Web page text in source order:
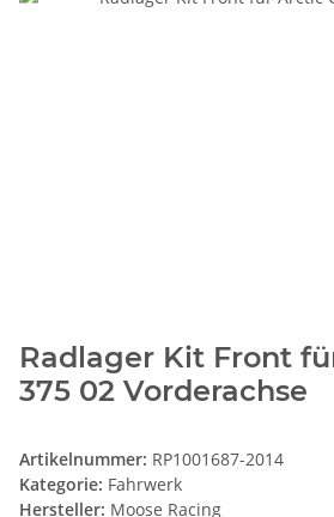
Radlager Kit Front
375 02 Vorderachse
Artikelnummer: RP1001687-2014
Kategorie: Fahrwerk
Hersteller: Moose Racing